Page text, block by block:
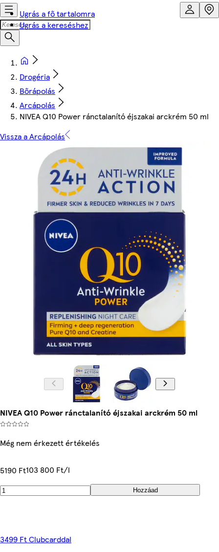
Ugrás a fő tartalomra
Ugrás a kereséshez
Drogéria
Bőrápolás
Arcápolás
NIVEA Q10 Power ránctalanító éjszakai arckrém 50 ml
Vissza a Arcápolás
NIVEA Q10 Power ránctalanító éjszakai arckrém 50 ml
Még nem érkezett értékelés
5190 Ft103 800 Ft/l
Hozzáad
3499 Ft Clubcarddal